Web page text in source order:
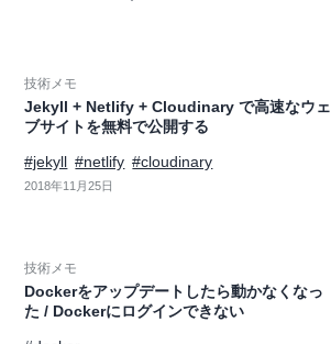
技術メモ
Jekyll + Netlify + Cloudinary で高速なウェ
ブサイトを無料で公開する
#jekyll #netlify #cloudinary
2018年11月25日
技術メモ
Dockerをアップデートしたら動かなくなっ
た / Dockerにログインできない